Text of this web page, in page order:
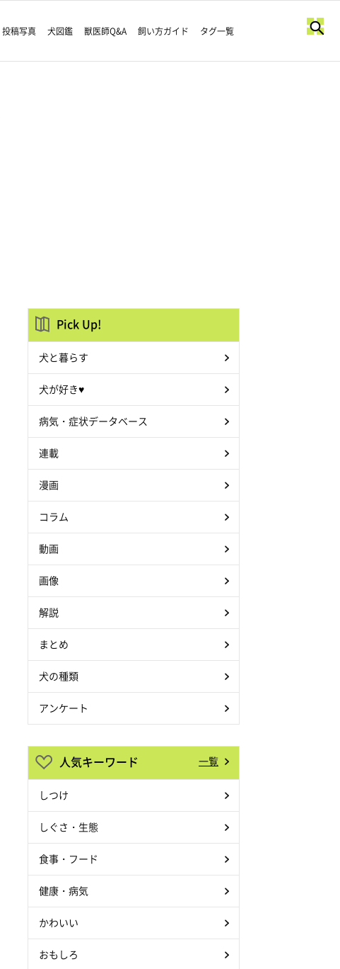
投稿写真 犬図鑑 獣医師Q&A 飼い方ガイド タグ一覧
Pick Up!
犬と暮らす
犬が好き♥
病気・症状データベース
連載
漫画
コラム
動画
画像
解説
まとめ
犬の種類
アンケート
人気キーワード 一覧
しつけ
しぐさ・生態
食事・フード
健康・病気
かわいい
おもしろ